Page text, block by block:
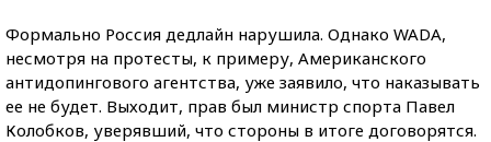
Формально Россия дедлайн нарушила. Однако WADA,
несмотря на протесты, к примеру, Американского
антидопингового агентства, уже заявило, что наказывать
ее не будет. Выходит, прав был министр спорта Павел
Колобков, уверявший, что стороны в итоге договорятся.